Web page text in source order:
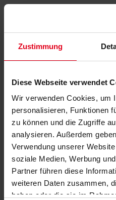
Zustimmung
Diese Webseite verwendet
Wir verwenden Cookies, um
personalisieren, Funktionen
zu können und die Zugriffe
analysieren. Außerdem
Verwendung unserer
soziale Medien, Werbung
Partner führen diese
weiteren Daten zusammen,
haben oder die sie im